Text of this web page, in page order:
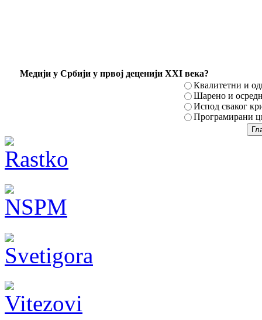
Mедији у Србији у првој деценији XXI века?
Квалитетни и
Шарено и
Испод сваког
Програмирани